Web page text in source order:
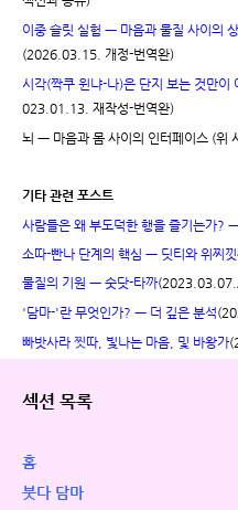
이중 슬릿 실험 ㅡ 마음과 물질 사이의
(2026.03.15. 개정-번역완)
시각(짝쿠 윈냐-나)은 단지 보는 것만이
023.01.13. 재작성-번역완)
뇌 ㅡ 마음과 몸 사이의 인터페이스 (위
기타 관련 포스트
사람들은 왜 부도덕한 행을 즐기는가?
소따-빤나 단계의 핵심 ㅡ 딧티와 위찌
물질의 기원 ㅡ 숫닷-타까
'담마-'란 무엇인가? ㅡ 더 깊은 분석
빠밧사라 찟따, 빛나는 마음, 및 바왕가
섹션 목록
홈
붓다 담마